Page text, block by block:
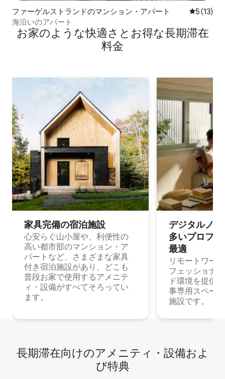
ファーゲルストランドのマンション・アパート レビュー
5 (13)
海沿いのアパート
お家のような快⁠適⁠さ⁠とお⁠得⁠な長⁠期⁠滞⁠在
料⁠金
家具完備の宿⁠泊⁠施⁠設
心安らぐ山小屋や、利便性の
高い都市部のマンション・ア
パートなど、さまざまな家具
付き宿泊施設があり、どこも
普段お家で使用するアメニテ
ィ・設備がすべてそろってい
ます。
デジタルノ
多⁠いプ⁠ロ⁠フ⁠
最⁠適
リモートワー
フェッショナ
ド環境を提供
事専用スペー
施設です。
長期滞在向け⁠のア⁠メ⁠ニ⁠テ⁠ィ⁠・設⁠備⁠およ
び特⁠典